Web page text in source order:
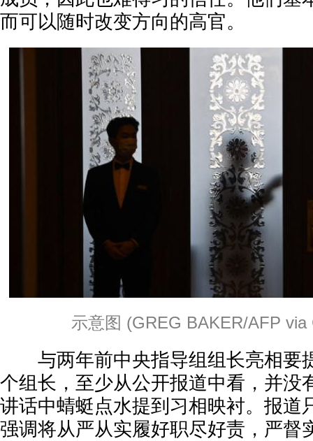
而可以随时改变方向的高官。
示意图 (GREG BAKER/AFP via
与两年前中央指导组组长亮相要
个组长，至少从公开报道中看，并没
讲话中蜻蜓点水提到习相映衬。报道
强调将从严从实履好职尽好责，严督